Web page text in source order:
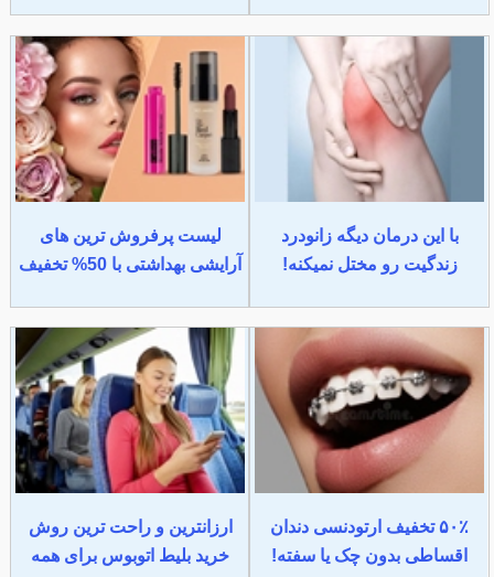
با این درمان دیگه زانودرد
زندگیت رو مختل نمیکنه!
لیست پرفروش ترین های
آرایشی بهداشتی با 50% تخفیف
۵۰٪ تخفیف ارتودنسی دندان
اقساطی بدون چک یا سفته!
ارزانترین و راحت ترین روش
خرید بلیط اتوبوس برای همه